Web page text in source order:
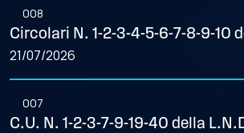
008
Circolari N. 1-2-3-4-5-6-7-8-9-10
21/07/2026
007
C.U. N. 1-2-3-7-9-19-40 della